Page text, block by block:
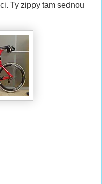
Ty zippy tam sednou